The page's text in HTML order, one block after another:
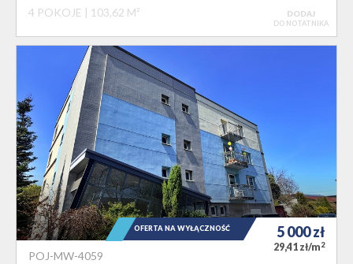
4 POKOJE 103,62 M² DODAJ
DO NOTATNIKA
POJ-MW-4059
5 000zł
29,41 zł/m2
OFERTA NA WYŁĄCZNOŚĆ